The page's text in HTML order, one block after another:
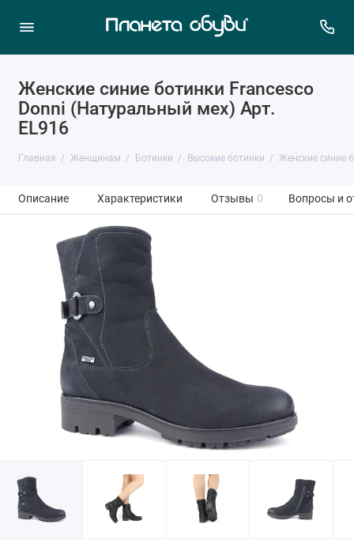
Женские синие ботинки Francesco
Donni (Натуральный мех) Арт.
EL916
Главная Женщинам Ботинки Высокие ботинки Женские синие
Описание Характеристики Отзывы 0 Вопросы и